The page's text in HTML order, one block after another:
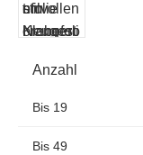
Anzahl
Bis 19
Bis 49